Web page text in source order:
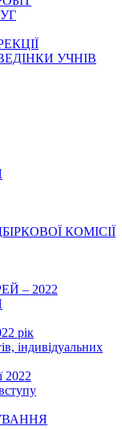
УЧНІВ
КОМІСІЇ
– 2022
рік
індивідуальних
2022